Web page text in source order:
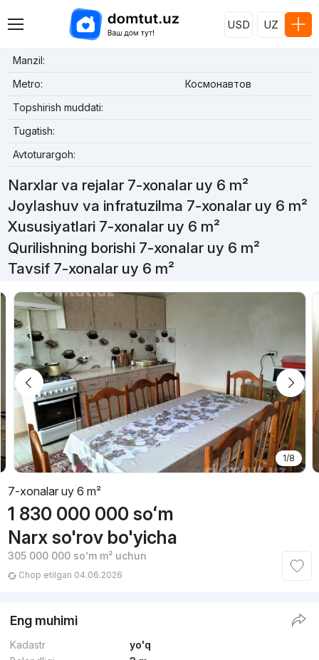
USD UZ
Manzil:
Metro:
Космонавтов
Topshirish muddati:
Tugatish:
Avtoturargoh:
Narxlar va rejalar 7-xonalar uy 6 m²
Joylashuv va infratuzilma 7-xonalar uy 6 m²
Xususiyatlari 7-xonalar uy 6 m²
Qurilishning borishi 7-xonalar uy 6 m²
Tavsif 7-xonalar uy 6 m²
1/8
7-xonalar uy 6 m²
1 830 000 000 soʻm
Narx so'rov bo'yicha
305 000 000 soʻmm² uchun
Chop etilgan 04.06.2026
Eng muhimi
Kadastr
yo'q